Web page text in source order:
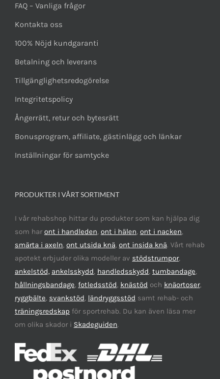
FAQ – Vanliga frågor
Kontakta oss
100% Nöjd kundgaranti
Betalning och leverans
Tillgänglighetsredogörelse
Integritetspolicy
Ångerrätt, retur och bytesrätt
Bonusprogram, affiliate, gästinlägg och länkar
Inställningar för samtycke
PRODUKTER I VÅRT SORTIMENT
I vår rehabshop hittar du produkter som kan hjälpa dig
som haront i handleden, ont i hälen, ont i nacken,
smärta i axeln, ont utsida knä, ont insida knä. Vårt rehab
apotekt erbjuder olika modeller av stödstrumpor,
ankelstöd, ankelsskydd, handledsskydd, tumbandage,
hållningsbandage, fotledsstöd, knästöd och knäortoser,
ryggbälte, svankstöd, ländryggsstöd samt rehab- och
träningsredskap för sportrehab. Du kan även läsa mer
om olika skador i Skadeguiden.